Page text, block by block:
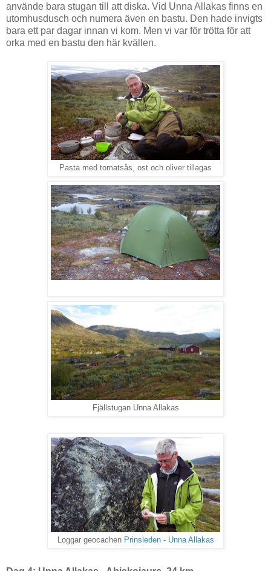
använde bara stugan till att diska. Vid Unna Allakas finns en
utomhusdusch och numera även en bastu. Den hade invigts
bara ett par dagar innan vi kom. Men vi var för trötta för att
orka med en bastu den här kvällen.
Pasta med tomatsås, ost och oliver tillagas
Fjällstugan Unna Allakas
Loggar geocachen Prinsleden - Unna Allakas